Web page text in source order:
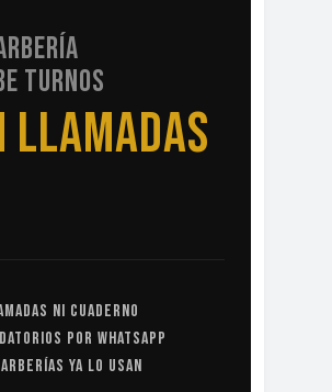
TURNOS
LLAMADAS
NI CUADERNO
POR WHATSAPP
YA LO USAN